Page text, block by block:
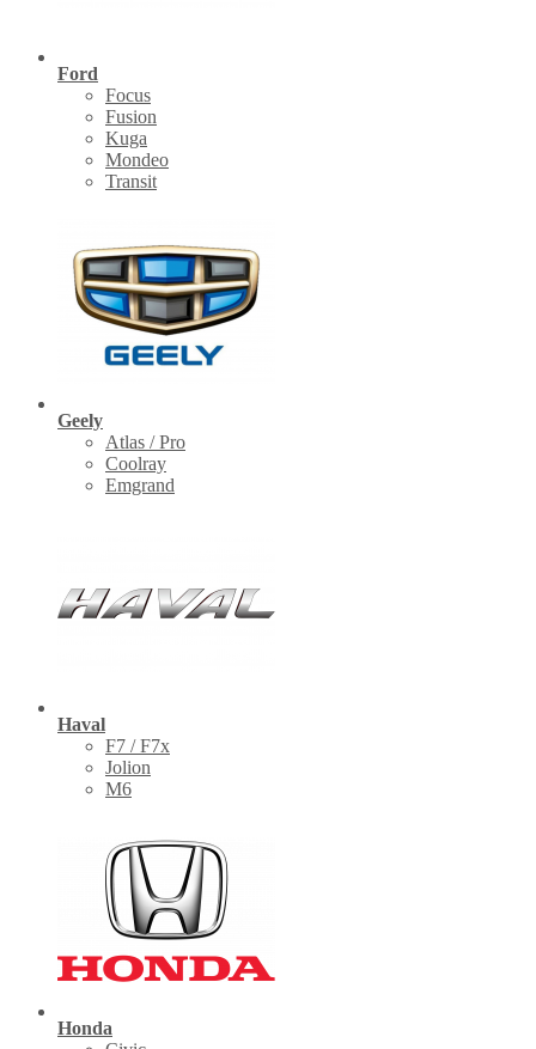
Ford
Focus
Fusion
Kuga
Mondeo
Transit
Geely
Atlas / Pro
Coolray
Emgrand
Haval
F7 / F7x
Jolion
M6
Honda